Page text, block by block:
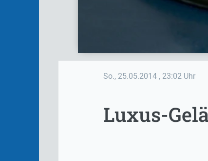
So., 25.05.2014 , 23:02 Uhr
Luxus-